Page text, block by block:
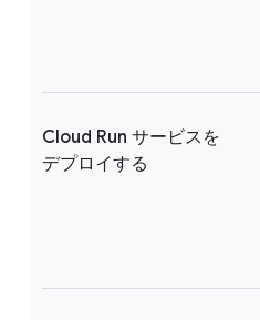
Cloud Run サービスを
デプロイする